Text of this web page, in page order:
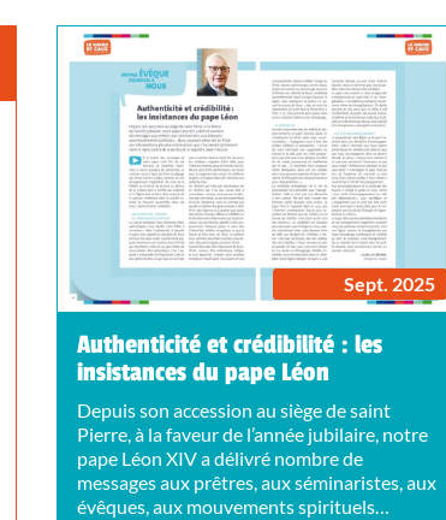
Sept. 2025
Authenticité et crédibilité : les
insistances du pape Léon
Depuis son accession au siège de saint
Pierre, à la faveur de l’année jubilaire, notre
pape Léon XIV a délivré nombre de
messages aux prêtres, aux séminaristes, aux
évêques, aux mouvements spirituels…